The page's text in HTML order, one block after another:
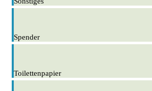
Spender
Toilettenpapier